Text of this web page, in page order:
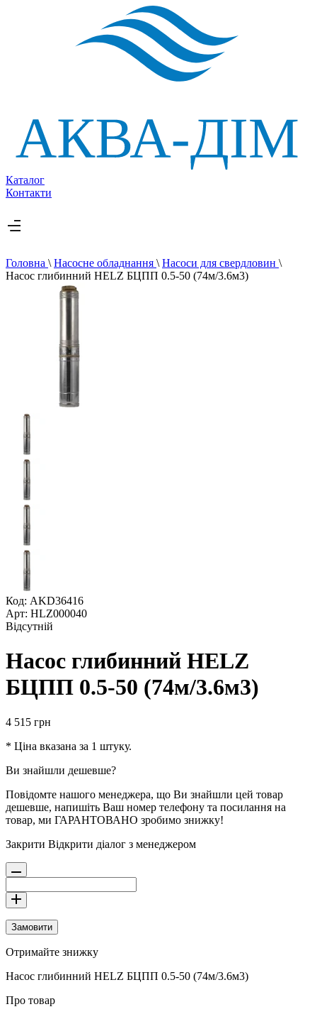
Каталог
Контакти
Головна \ Насосне обладнання \ Насоси для свердловин \
Насос глибинний HELZ БЦПП 0.5-50 (74м/3.6м3)
Код: AKD36416
Арт: HLZ000040
Відсутній
Насос глибинний HELZ
БЦПП 0.5-50 (74м/3.6м3)
4 515 грн
* Ціна вказана за 1 штуку.
Ви знайшли дешевше?
Повідомте нашого менеджера, що Ви знайшли цей товар
дешевше, напишіть Ваш номер телефону та посилання на
товар, ми ГАРАНТОВАНО зробимо знижку!
Закрити Відкрити діалог з менеджером
Замовити
Отримайте знижку
Насос глибинний HELZ БЦПП 0.5-50 (74м/3.6м3)
Про товар